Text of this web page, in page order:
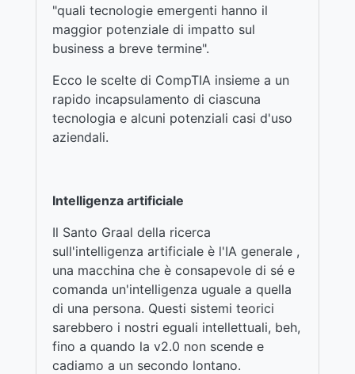
"quali tecnologie emergenti hanno il
maggior potenziale di impatto sul
business a breve termine".
Ecco le scelte di CompTIA insieme a un
rapido incapsulamento di ciascuna
tecnologia e alcuni potenziali casi d'uso
aziendali.
Intelligenza artificiale
Il Santo Graal della ricerca
sull'intelligenza artificiale è l'IA generale ,
una macchina che è consapevole di sé e
comanda un'intelligenza uguale a quella
di una persona. Questi sistemi teorici
sarebbero i nostri eguali intellettuali, beh,
fino a quando la v2.0 non scende e
cadiamo a un secondo lontano.